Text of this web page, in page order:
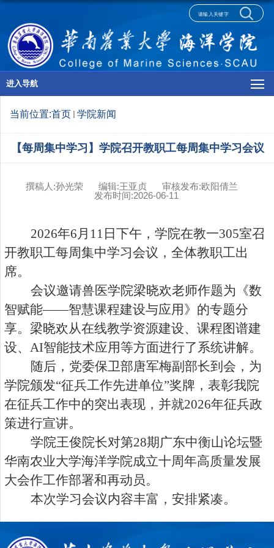
进入导航
当前位置:首页 学院新闻
【每周集中学习】学院召开教职工每周集中学习会议
撰稿人:孙光荣 编辑:王亚贞
审核发布:欧阳倩兰
发布时间:2026-06-11
2026年6月 11 日下午，学院在教一305室召
开教职工每周集中学习会议，全体教职工出
席。
会议邀请兽医学院梁晓欢老师作题为《数
智赋能——智慧课程建设与应用》的专题分
享。梁晓欢从在线教学资源建设、课程图谱建
设、 AI智能技术应用等方面进行了系统讲解。
随后，党委保卫部唐军梅副部长到会，为
学院颁发“征兵工作先进单位”奖牌，表彰我院
在征兵工作中的突出表现，并就2026年征兵政
策进行宣讲。
学院王俊院长对第28期广东中衡山论坛暨
华南农业大学海洋学院成立十周年高质量发展
大会作工作部署和再动员。
本次学习会议内容丰富，安排紧凑。